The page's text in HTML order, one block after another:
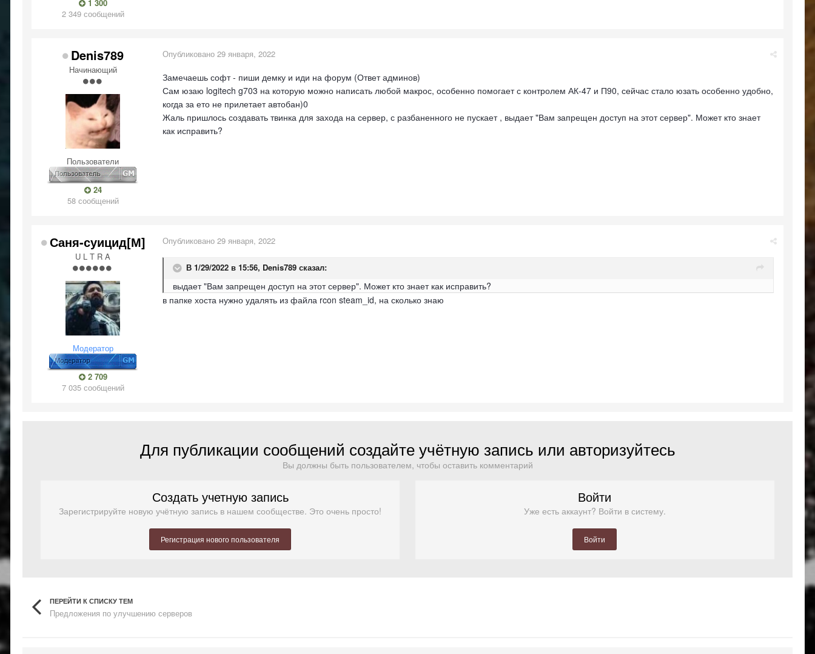
1 300
2 349 сообщений
Denis789
Начинающий
Пользователи
24
58 сообщений
Опубликовано 29 января, 2022
Замечаешь софт - пиши демку и иди на форум (Ответ админов)
Сам юзаю logitech g703 на которую можно написать любой макрос, особенно помогает с контролем АК-47 и П90, сейчас стало юзать особенно удобно,
когда за ето не прилетает автобан)0
Жаль пришлось создавать твинка для захода на сервер, с разбаненного не пускает , выдает "Вам запрещен доступ на этот сервер". Может кто знает
как исправить?
Саня-суицид[М]
U L T R A
Модератор
2 709
7 035 сообщений
Опубликовано 29 января, 2022
В 1/29/2022 в 15:56, Denis789 сказал:
выдает "Вам запрещен доступ на этот сервер". Может кто знает как исправить?
в папке хоста нужно удалять из файла rcon steam_id, на сколько знаю
Для публикации сообщений создайте учётную запись или авторизуйтесь
Вы должны быть пользователем, чтобы оставить комментарий
Создать учетную запись
Зарегистрируйте новую учётную запись в нашем сообществе. Это очень просто!
Регистрация нового пользователя
Войти
Уже есть аккаунт? Войти в систему.
Войти
ПЕРЕЙТИ К СПИСКУ ТЕМ
Предложения по улучшению серверов